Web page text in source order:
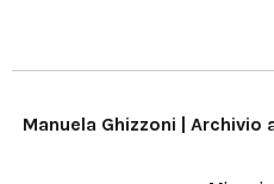
Manuela Ghizzoni |